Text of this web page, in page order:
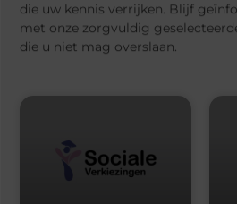
die uw kennis verrijken. Blijf
met onze zorgvuldig
die u niet mag overslaan.